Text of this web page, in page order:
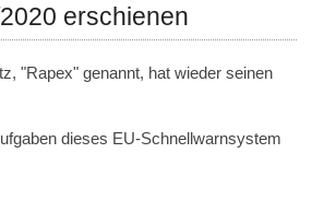
erschienen
"Rapex" genannt, hat wieder seinen
dieses EU-Schnellwarnsystem